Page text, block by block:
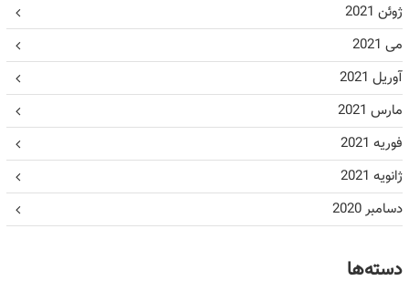
ژوئن 2021
می 2021
آوریل 2021
مارس 2021
فوریه 2021
ژانویه 2021
دسامبر 2020
دسته‌ها